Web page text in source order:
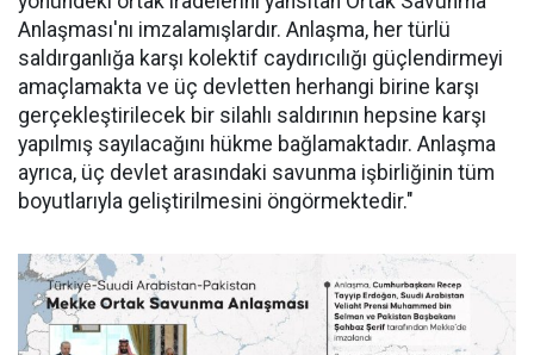
Anlaşması'nı imzalamışlardır. Anlaşma, her türlü
saldırganlığa karşı kolektif caydırıcılığı güçlendirmeyi
amaçlamakta ve üç devletten herhangi birine karşı
gerçekleştirilecek bir silahlı saldırının hepsine karşı
yapılmış sayılacağını hükme bağlamaktadır. Anlaşma
ayrıca, üç devlet arasındaki savunma işbirliğinin tüm
boyutlarıyla geliştirilmesini öngörmektedir."